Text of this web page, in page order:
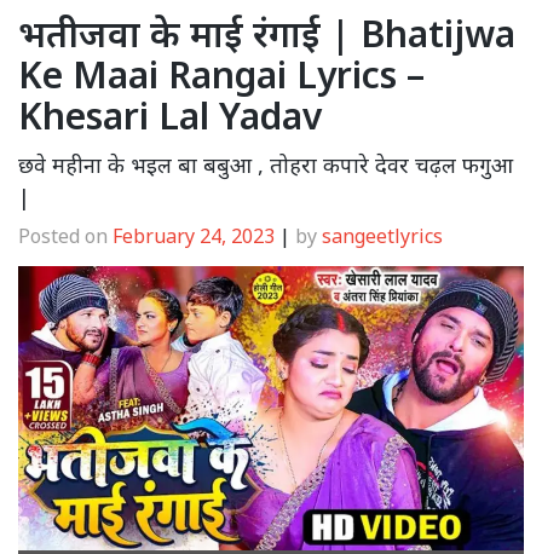
भतीजवा के माई रंगाई | Bhatijwa
Ke Maai Rangai Lyrics –
Khesari Lal Yadav
छवे महीना के भइल बा बबुआ , तोहरा कपारे देवर चढ़ल फगुआ
|
Posted on February 24, 2023 | bysangeetlyrics